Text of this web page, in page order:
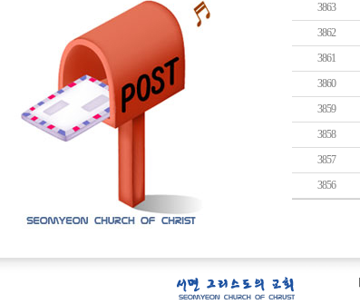
3863
3862
3861
3860
3859
3858
3857
3856